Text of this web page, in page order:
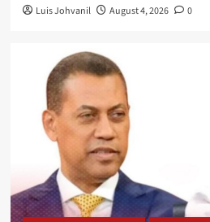
Luis Johvanil August 4, 2026 0